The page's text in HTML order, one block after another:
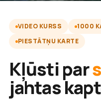
VIDEO KURSS
1000
PIESTĀTŅU KARTE
Kļūsti par
jahtas